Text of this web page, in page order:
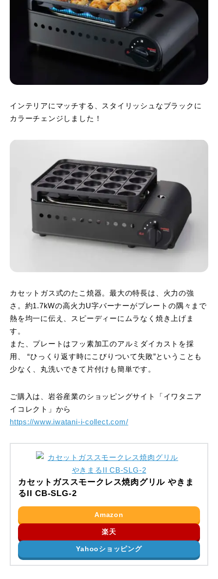
インテリアにマッチする、スタイリッシュなブラックに
カラーチェンジしました！
カセットガス式のたこ焼器。最大の特長は、火力の強
さ。約1.7kWの高火力U字バーナーがプレートの隅々まで
熱を均一に伝え、スピーディーにムラなく焼き上げま
す。
また、プレートはフッ素加工のアルミダイカストを採
用、 “ひっくり返す時にこびりついて失敗”ということも
少なく、丸洗いできて片付けも簡単です。
ご購入は、岩谷産業のショッピングサイト「イワタニア
イコレクト」から
https://www.iwatani-i-collect.com/
カセットガススモークレス焼肉グリル やきま
るII CB-SLG-2
Amazon
楽天
Yahooショッピング